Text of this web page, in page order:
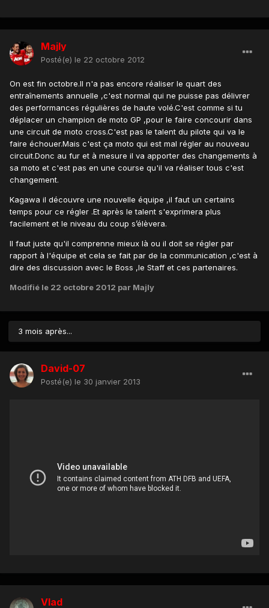
Majly
Posté(e) le 22 octobre 2012
On est fin octobre.Il n'a pas encore réaliser le quart des
entraînements annuelle ,c'est normal qui ne puisse pas délivrer
des performances régulières de haute volé.C'est comme si tu
déplacer un champion de moto GP ,pour le faire concourir dans
une circuit de moto cross.C'est pas le talent du pilote qui va le
faire échouer.Mais c'est ça moto qui est mal régler au nouveau
circuit.Donc au fur et à mesure il va apporter des changements à
sa moto et c'est pas en une course qu'il va réaliser tous c'est
changement.
Kagawa il découvre une nouvelle équipe ,il faut un certains
temps pour ce régler .Et après le talent s'exprimera plus
facilement et le niveau du coup s’élèvera.
Il faut juste qu'il comprenne mieux là ou il doit se régler par
rapport à l'équipe et cela se fait par de la communication ,c'est à
dire des discussion avec le Boss ,le Staff et ces partenaires.
Modifié le 22 octobre 2012 par Majly
3 mois après...
David-07
Posté(e) le 30 janvier 2013
Vlad